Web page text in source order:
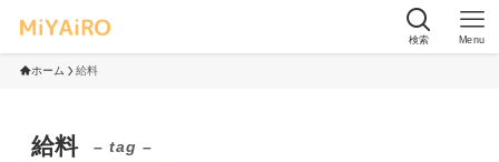
検索 Menu
ホーム 給料
給料 – tag –